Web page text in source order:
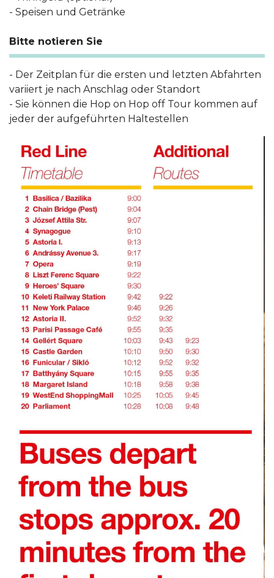
- Speisen und Getränke
Bitte notieren Sie
- Der Zeitplan für die ersten und letzten Abfahrten
variiert je nach Anschlag oder Standort
- Sie können die Hop on Hop off Tour kommen auf
jeder der aufgeführten Haltestellen